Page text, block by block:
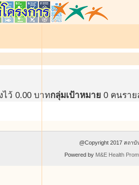
ว้ 0.00 บาทกลุ่มเป้าหมาย 0 คนรา
@Copyright 2017 สถา
Powered by M&E Health